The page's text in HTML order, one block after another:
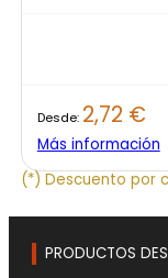
Desde: 2,72 €
Más información
(*) Descuento por
PRODUCTOS